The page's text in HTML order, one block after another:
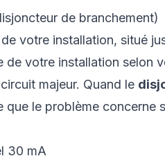
de branchement)
votre installation, situé
de votre installation selon
majeur. Quand le
que le problème
30 mA